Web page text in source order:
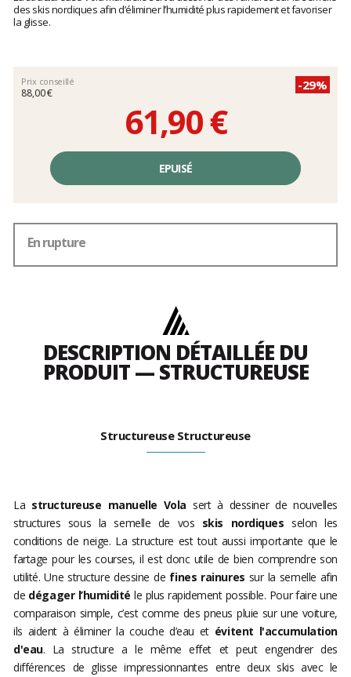
clients
des skis nordiques afin d’éliminer l’humidité plus rapidement et favoriser
la glisse.
Prix conseillé
88,00 €
-29%
61,90 €
unitaire,
EPUISÉ
En rupture
DESCRIPTION DÉTAILLÉE DU
PRODUIT — STRUCTUREUSE
Structureuse Structureuse
La structureuse manuelle Vola sert à dessiner de nouvelles
structures sous la semelle de vos skis nordiques selon les
conditions de neige. La structure est tout aussi importante que le
fartage pour les courses, il est donc utile de bien comprendre son
utilité. Une structure dessine de fines rainures sur la semelle afin
de dégager l’humidité le plus rapidement possible. Pour faire une
comparaison simple, c’est comme des pneus pluie sur une voiture,
ils aident à éliminer la couche d’eau et évitent l'accumulation
d'eau. La structure a le même effet et peut engendrer des
différences de glisse impressionnantes entre deux skis avec le